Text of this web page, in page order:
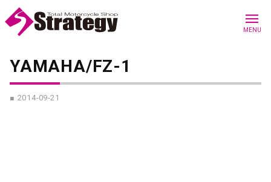
menu
MENU
YAMAHA/FZ-1
■ 2014-09-21